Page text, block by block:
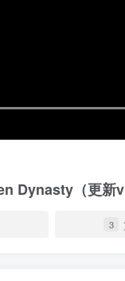
Dynasty（更新
3